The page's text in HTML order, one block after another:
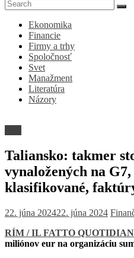
Ekonomika
Financie
Firmy a trhy
Spoločnosť
Svet
Manažment
Literatúra
Názory
Taliansko: takmer
vynaložených na
klasifikované,
22. júna 202422. júna 2024
RÍM / IL FATTO
miliónov eur na organizáciu